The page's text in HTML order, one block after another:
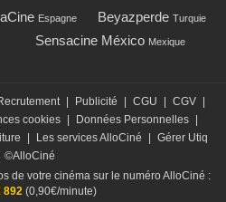
Espagne Beyazperde Turquie
Sensacine México Mexique
Publicité CGU CGV
cookies Données Personnelles
Les services AlloCiné
Gérer Utiq
©AlloCiné
de votre cinéma sur le numéro AlloCiné :
892(0,90€/minute)